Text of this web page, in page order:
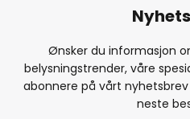
Ønsker du informasjon
belysningstrender, våre
abonnere på vårt
neste